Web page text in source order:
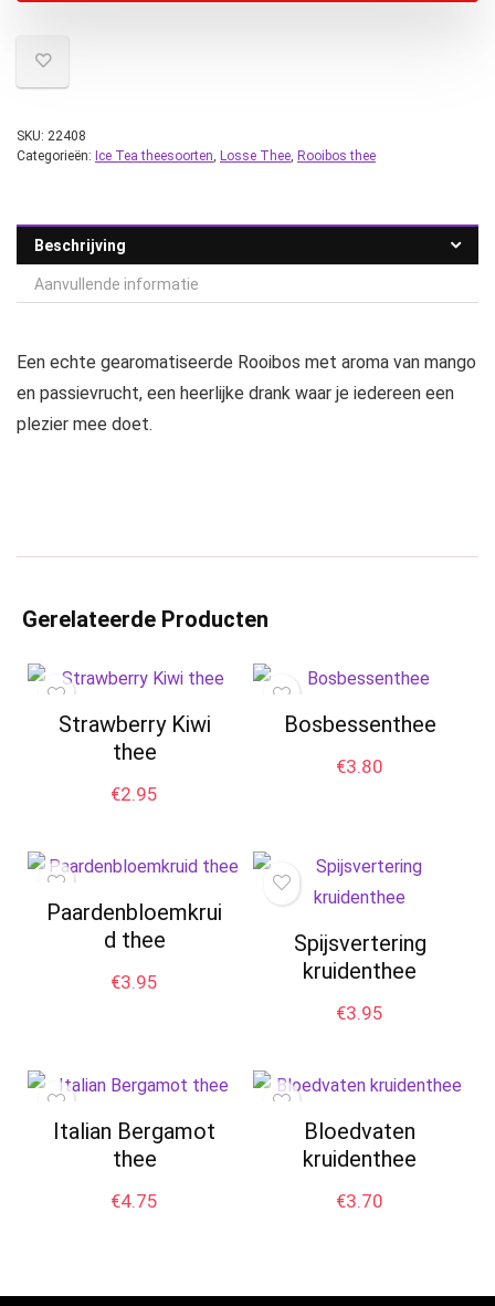
SKU: 22408
Categorieën: Ice Tea theesoorten, Losse Thee, Rooibos thee
Beschrijving
Aanvullende informatie
Een echte gearomatiseerde Rooibos met aroma van mango
en passievrucht, een heerlijke drank waar je iedereen een
plezier mee doet.
Gerelateerde Producten
Strawberry Kiwi
thee
€2.95
Bosbessenthee
€3.80
Paardenbloemkrui
d thee
€3.95
Spijsvertering
kruidenthee
€3.95
Italian Bergamot
thee
€4.75
Bloedvaten
kruidenthee
€3.70